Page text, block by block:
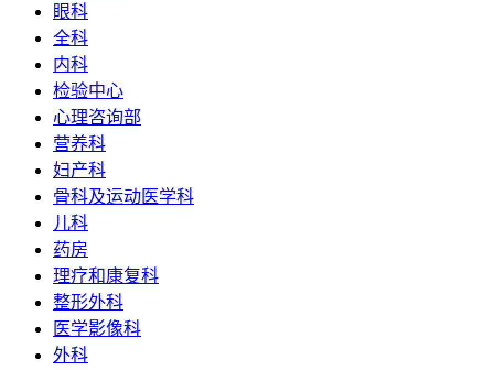
眼科
全科
内科
检验中心
心理咨询部
营养科
妇产科
骨科及运动医学科
儿科
药房
理疗和康复科
整形外科
医学影像科
外科